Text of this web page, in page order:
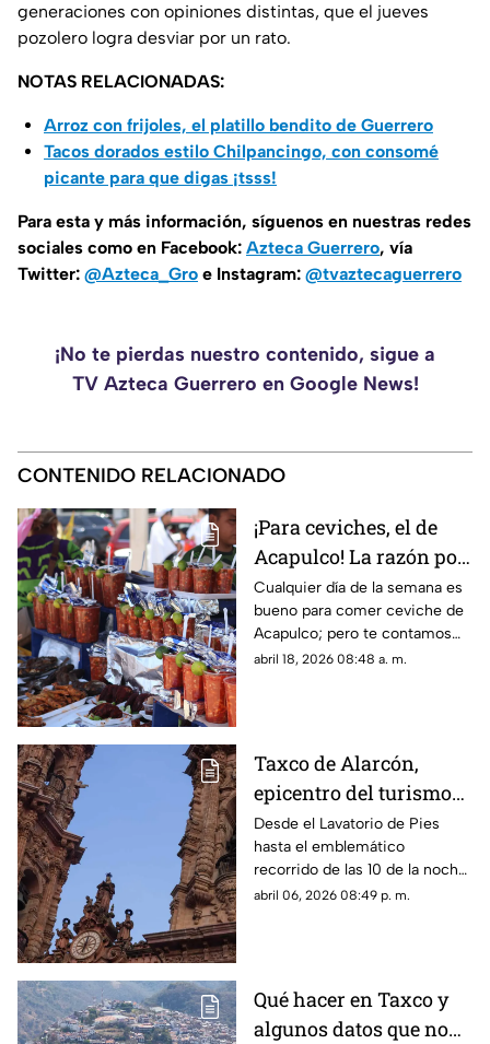
generaciones con opiniones distintas, que el jueves
pozolero logra desviar por un rato.
NOTAS RELACIONADAS:
Arroz con frijoles, el platillo bendito de Guerrero
Tacos dorados estilo Chilpancingo, con consomé
picante para que digas ¡tsss!
Para esta y más información, síguenos en nuestras redes
sociales como en Facebook: Azteca Guerrero, vía
Twitter: @Azteca_Gro e Instagram: @tvaztecaguerrero
¡No te pierdas nuestro contenido, sigue a
TV Azteca Guerrero en Google News!
CONTENIDO RELACIONADO
¡Para ceviches, el de
Acapulco! La razón por
la que este platillo se
cocina y se come mejor
en el puerto
Cualquier día de la semana es
bueno para comer ceviche de
Acapulco; pero te contamos
por qué se distingue del de
abril 18, 2026 08:48 a. m.
Taxco de Alarcón,
epicentro del turismo
religioso en Guerrero
Desde el Lavatorio de Pies
hasta el emblemático
recorrido de las 10 de la noche,
el Pueblo Mágico se convierte
abril 06, 2026 08:49 p. m.
Qué hacer en Taxco y
algunos datos que no